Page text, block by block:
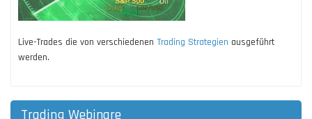
Live-Trades die von verschiedenen Trading Strategien ausgeführt
werden.
Trading Webinare